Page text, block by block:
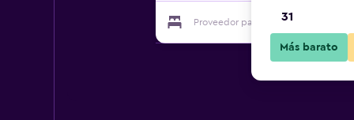
Proveedor para Hotel Dömitzer Hafen
31
Más barato